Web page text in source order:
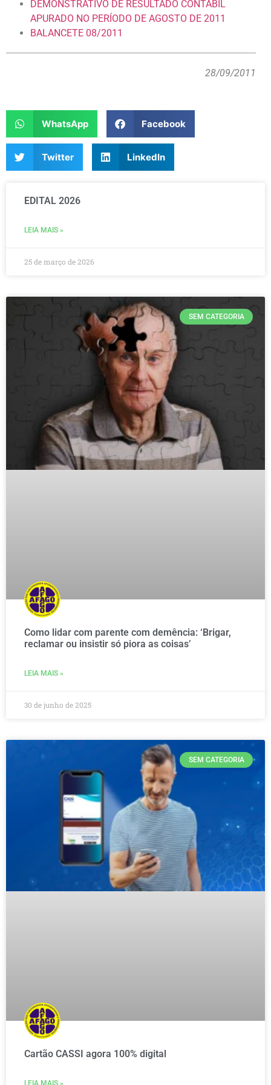
DEMONSTRATIVO DE RESULTADO CONTABIL
APURADO NO PERÍODO DE AGOSTO DE 2011
BALANCETE 08/2011
28/09/2011
WhatsApp Facebook
Twitter LinkedIn
EDITAL 2026
LEIA MAIS »
25 de março de 2026
SEM CATEGORIA
Como lidar com parente com demência: ‘Brigar,
reclamar ou insistir só piora as coisas’
LEIA MAIS »
30 de junho de 2025
SEM CATEGORIA
Cartão CASSI agora 100% digital